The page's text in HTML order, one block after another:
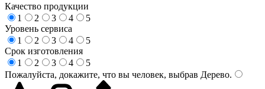
Качество продукции
1
2 3 4
5
Уровень сервиса
1
2 3 4
5
Срок изготовления
1
2 3 4
5
Пожалуйста, докажите, что вы человек, выбрав Дерево.